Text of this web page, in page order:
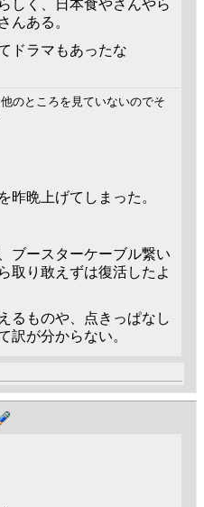
しく、日本食やさんやら
んある。
ドラマもあったな
のところを見ていないのでそ
昨晩上げてしまった。
ブースターケーブル繋い
取り敢えずは復活したよ
るものや、点きっぱなし
訳が分からない。